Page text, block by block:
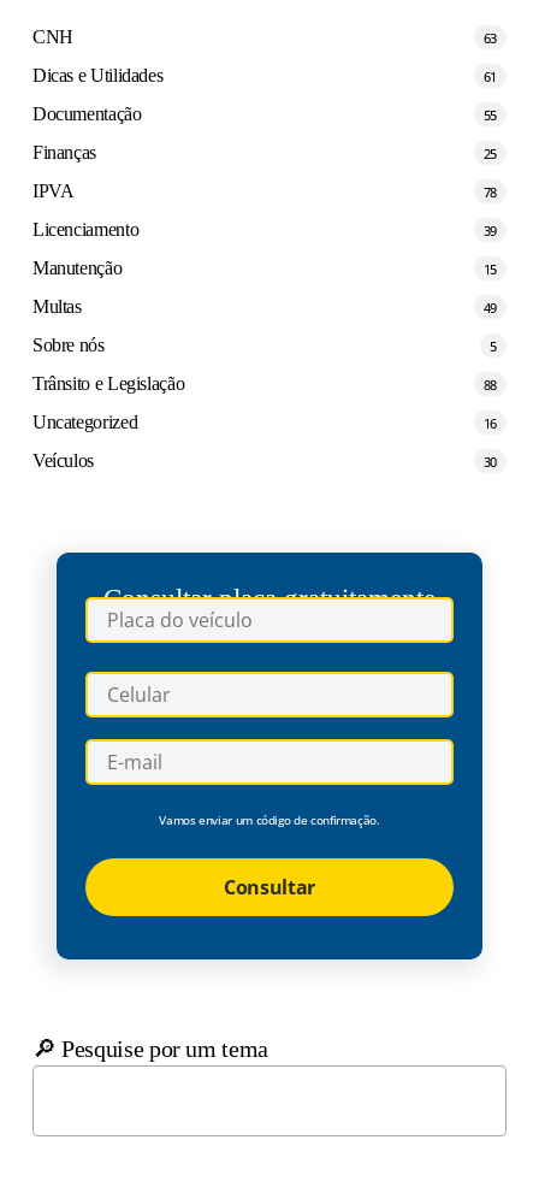
CNH 63
Dicas e Utilidades 61
Documentação 55
Finanças 25
IPVA 78
Licenciamento 39
Manutenção 15
Multas 49
Sobre nós 5
Trânsito e Legislação 88
Uncategorized 16
Veículos 30
Consultar placa gratuitamente
Vamos enviar um código de confirmação.
Consultar
🔎 Pesquise por um tema